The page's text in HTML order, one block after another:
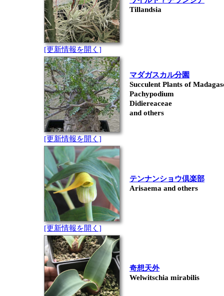
Tillandsia
[更新情報を開く]
マダガスカル分園
Succulent Plants of
Pachypodium
Didiereaceae
and others
[更新情報を開く]
テンナンショウ倶楽部
Arisaema and others
[更新情報を開く]
奇想天外
Welwitschia mirabilis